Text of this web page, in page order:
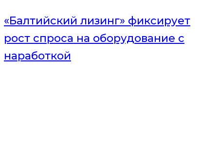
«Балтийский лизинг» фиксирует
рост спроса на оборудование с
наработкой